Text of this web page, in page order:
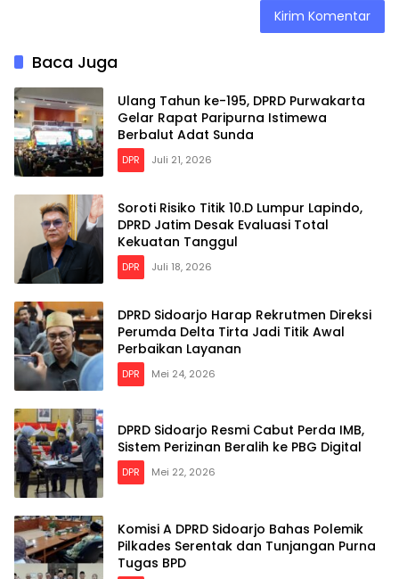
Baca Juga
Ulang Tahun ke-195, DPRD Purwakarta
Gelar Rapat Paripurna Istimewa
Berbalut Adat Sunda
DPR Juli 21, 2026
Soroti Risiko Titik 10.D Lumpur Lapindo,
DPRD Jatim Desak Evaluasi Total
Kekuatan Tanggul
DPR Juli 18, 2026
DPRD Sidoarjo Harap Rekrutmen Direksi
Perumda Delta Tirta Jadi Titik Awal
Perbaikan Layanan
DPR Mei 24, 2026
DPRD Sidoarjo Resmi Cabut Perda IMB,
Sistem Perizinan Beralih ke PBG Digital
DPR Mei 22, 2026
Komisi A DPRD Sidoarjo Bahas Polemik
Pilkades Serentak dan Tunjangan Purna
Tugas BPD